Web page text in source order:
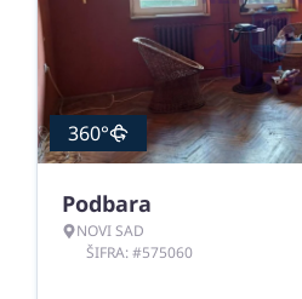
360°
Podbara
NOVI SAD
ŠIFRA: #575060